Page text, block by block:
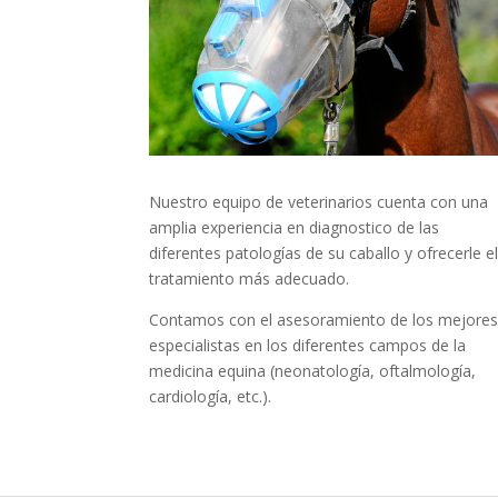
Nuestro equipo de veterinarios cuenta con una
amplia experiencia en diagnostico de las
diferentes patologías de su caballo y ofrecerle el
tratamiento más adecuado.
Contamos con el asesoramiento de los mejores
especialistas en los diferentes campos de la
medicina equina (neonatología, oftalmología,
cardiología, etc.).